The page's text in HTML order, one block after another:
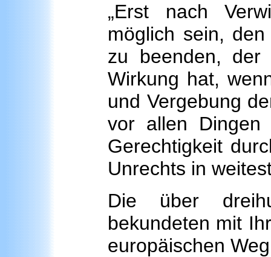
„Erst nach
möglich sein,
zu beenden, der
Wirkung hat,
und Vergebung
vor allen Dingen
Gerechtigkeit
Unrechts in
Die über
bekundeten mit
europäischen